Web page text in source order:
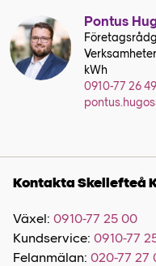
Pontus
kWh
0910-77 26 49
Kontakta Skellefteå
Växel: 0910-77 25 00
Kundservice: 0910-77
Felanmälan: 020-77 27